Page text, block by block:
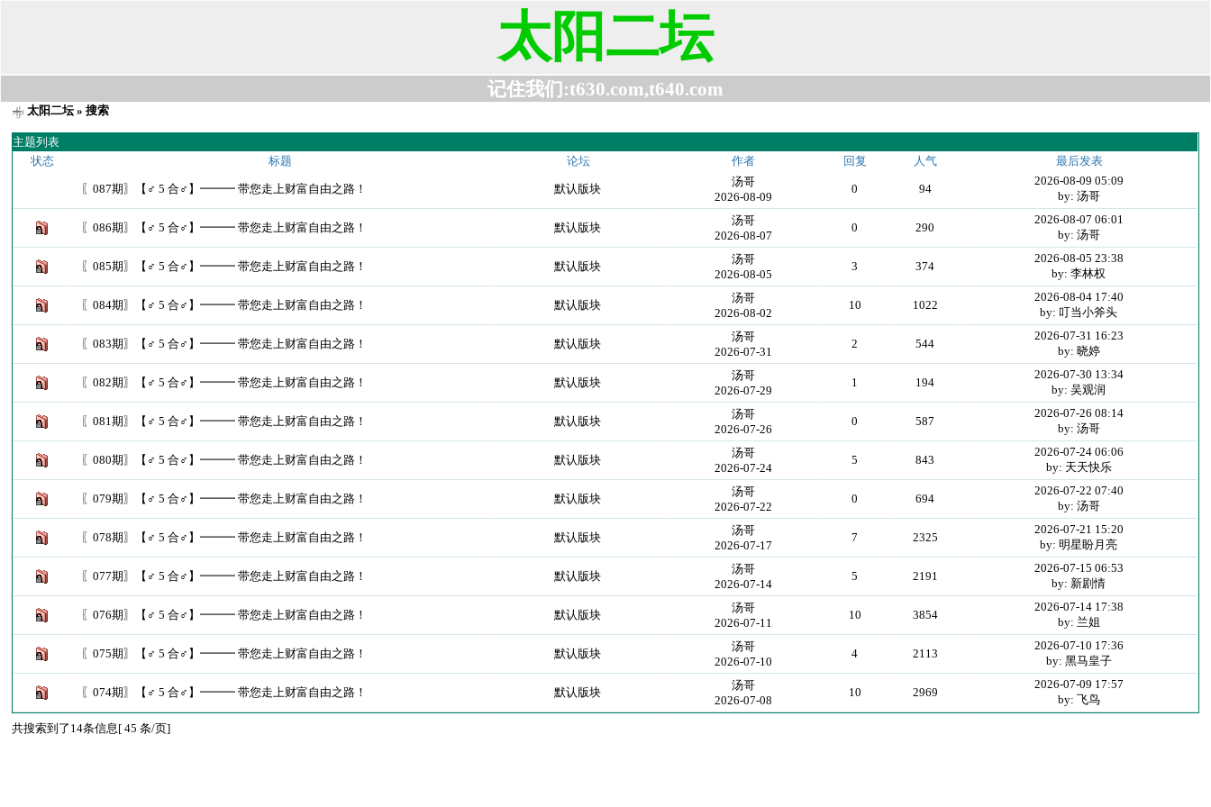
太阳二坛
记住我们:t630.com,t640.com
太阳二坛» 搜索
主题列表
状态
标题 论坛 作者 回复 人气 最后发表
〖087期〗【♂ 5 合♂】━━━ 带您走上财富自由之路！ 默认版块
汤哥
2026-08-09
0 94
2026-08-09 05:09
by: 汤哥
〖086期〗【♂ 5 合♂】━━━ 带您走上财富自由之路！ 默认版块
汤哥
2026-08-07
0 290
2026-08-07 06:01
by: 汤哥
〖085期〗【♂ 5 合♂】━━━ 带您走上财富自由之路！ 默认版块
汤哥
2026-08-05
3 374
2026-08-05 23:38
by: 李林权
〖084期〗【♂ 5 合♂】━━━ 带您走上财富自由之路！ 默认版块
汤哥
2026-08-02
10 1022
2026-08-04 17:40
by: 叮当小斧头
〖083期〗【♂ 5 合♂】━━━ 带您走上财富自由之路！ 默认版块
汤哥
2026-07-31
2 544
2026-07-31 16:23
by: 晓婷
〖082期〗【♂ 5 合♂】━━━ 带您走上财富自由之路！ 默认版块
汤哥
2026-07-29
1 194
2026-07-30 13:34
by: 吴观润
〖081期〗【♂ 5 合♂】━━━ 带您走上财富自由之路！ 默认版块
汤哥
2026-07-26
0 587
2026-07-26 08:14
by: 汤哥
〖080期〗【♂ 5 合♂】━━━ 带您走上财富自由之路！ 默认版块
汤哥
2026-07-24
5 843
2026-07-24 06:06
by: 天天快乐
〖079期〗【♂ 5 合♂】━━━ 带您走上财富自由之路！ 默认版块
汤哥
2026-07-22
0 694
2026-07-22 07:40
by: 汤哥
〖078期〗【♂ 5 合♂】━━━ 带您走上财富自由之路！ 默认版块
汤哥
2026-07-17
7 2325
2026-07-21 15:20
by: 明星盼月亮
〖077期〗【♂ 5 合♂】━━━ 带您走上财富自由之路！ 默认版块
汤哥
2026-07-14
5 2191
2026-07-15 06:53
by: 新剧情
〖076期〗【♂ 5 合♂】━━━ 带您走上财富自由之路！ 默认版块
汤哥
2026-07-11
10 3854
2026-07-14 17:38
by: 兰姐
〖075期〗【♂ 5 合♂】━━━ 带您走上财富自由之路！ 默认版块
汤哥
2026-07-10
4 2113
2026-07-10 17:36
by: 黑马皇子
〖074期〗【♂ 5 合♂】━━━ 带您走上财富自由之路！ 默认版块
汤哥
2026-07-08
10 2969
2026-07-09 17:57
by: 飞鸟
共搜索到了14条信息[ 45 条/页]